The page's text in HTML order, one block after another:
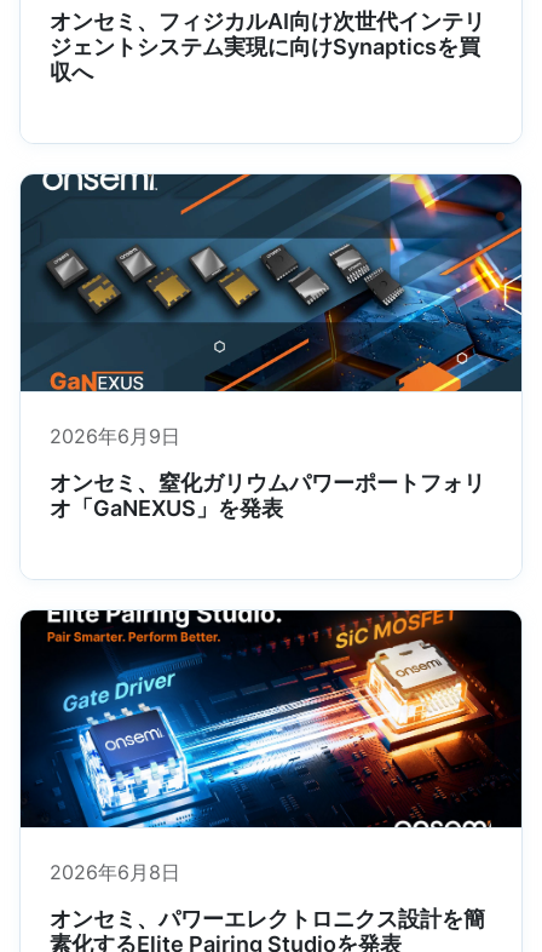
オンセミ、フィジカルAI向け次世代インテリ
ジェントシステム実現に向けSynapticsを買
収へ
2026年6月9日
オンセミ、窒化ガリウムパワーポートフォリ
オ「GaNEXUS」を発表
2026年6月8日
オンセミ、パワーエレクトロニクス設計を簡
素化するElite Pairing Studioを発表